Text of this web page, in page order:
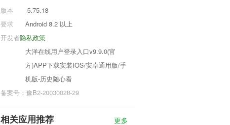
版本
5.75.18
要求
Android 8.2 以上
隐私政策
开发者
大洋在线用户登录入口v9.9.0(官
方)APP下载安装IOS/安卓通用版/手
机版-历史随心看
备案号：豫B2-20030028-29
相关应用推荐 更多